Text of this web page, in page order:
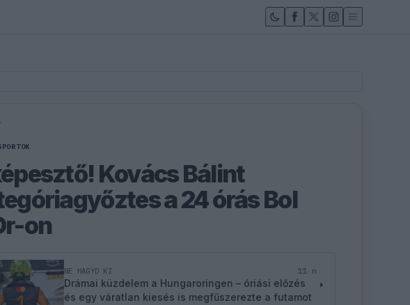
Kovács Bálint
a 24 órás Bol
on
NE HAGYD KI 11 n
Drámai küzdelem a Hungaroringen – óriási előzés
és egy váratlan kiesés is megfűszerezte a futamot